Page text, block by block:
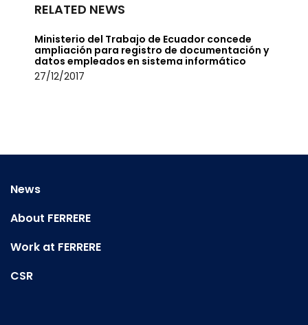
RELATED NEWS
Ministerio del Trabajo de Ecuador concede
ampliación para registro de documentación y
datos empleados en sistema informático
27/12/2017
News
About FERRERE
Work at FERRERE
CSR